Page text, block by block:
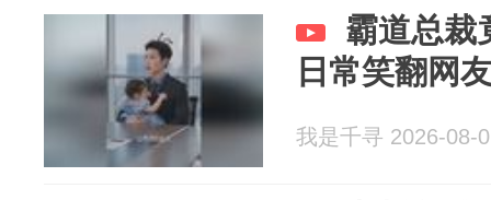
霸道总裁
日常笑翻网
我是千寻 2026-08-